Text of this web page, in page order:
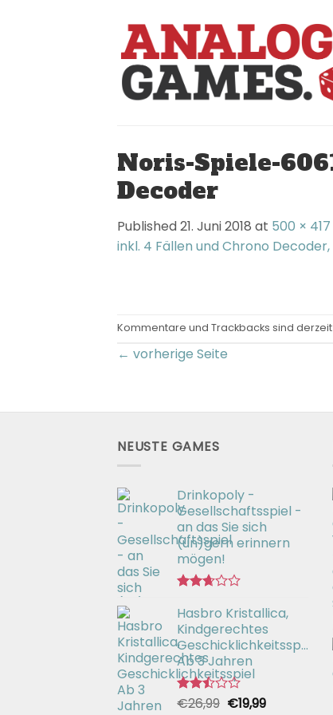
Noris-Spiele-
Decoder
Published21. Juni 2018 at 500 × 417
inkl. 4 Fällen und Chrono
Kommentare und Trackbacks sind
← vorherige Seite
NEUSTE GAMES
Drinkopoly -
Gesellschaftsspiel -
an das Sie sich
(un)gern erinnern
mögen!
mit
2.67
von 5
Hasbro Kristallica,
Kindgerechtes
Geschicklichkeitsspiel
Ab 3 Jahren
Bewertet
€26,99 Ursprünglicher
€19,99Aktueller